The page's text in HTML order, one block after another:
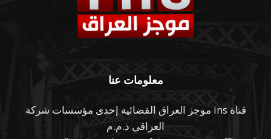
معلومات عنا
قناة ins موجز العراق الفضائية إحدى مؤسسات شركة
العراقي ذ.م.م